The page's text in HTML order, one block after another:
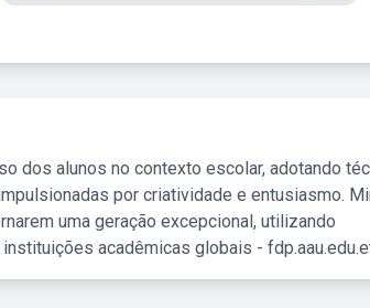
dos alunos no contexto escolar, adotando
por criatividade e entusiasmo.
uma geração excepcional, utilizando
acadêmicas globais -